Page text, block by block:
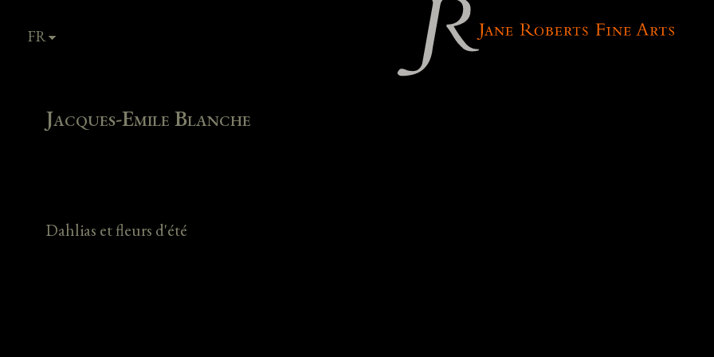
FR
Jacques-Emile Blanche
Dahlias et fleurs d'été